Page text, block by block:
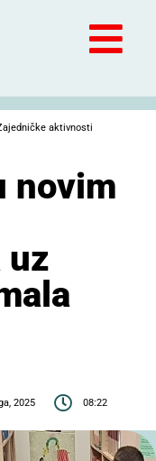
aktivnosti
novim
uz
2025 08:22